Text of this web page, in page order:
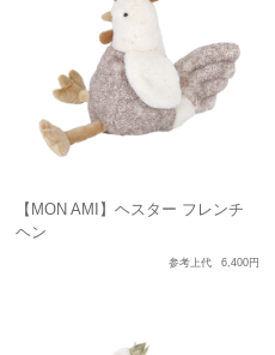
【MON AMI】ヘスター フレンチ
ヘン
参考上代 6,400円